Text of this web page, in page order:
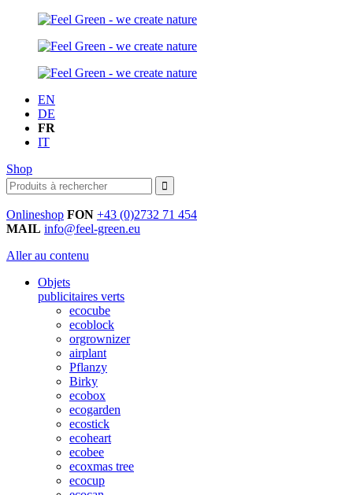
EN
DE
FR
IT
Shop
Onlineshop FON +43 (0)2732 71 454
MAIL info@feel-green.eu
Aller au contenu
Objets
publicitaires verts
ecocube
ecoblock
orgrownizer
airplant
Pflanzy
Birky
ecobox
ecogarden
ecostick
ecoheart
ecobee
ecoxmas tree
ecocup